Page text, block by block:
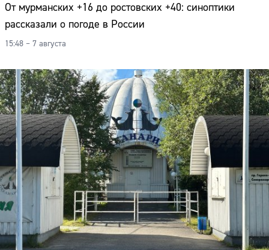
От мурманских +16 до ростовских +40: синоптики
рассказали о погоде в России
15:48 – 7 августа